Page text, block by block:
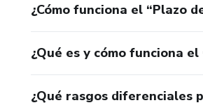
¿Cómo funciona el “Plazo
¿Qué es y cómo funciona
¿Qué rasgos diferenciales